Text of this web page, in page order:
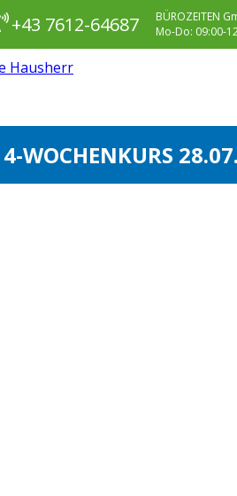
+43 7612-64687
BÜROZEITEN
Mo-Do: 09:00-
4-WOCHENKURS 28.07.